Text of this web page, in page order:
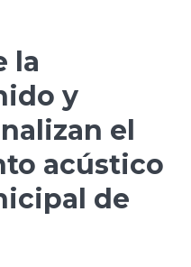
la
y
el
acústico
de